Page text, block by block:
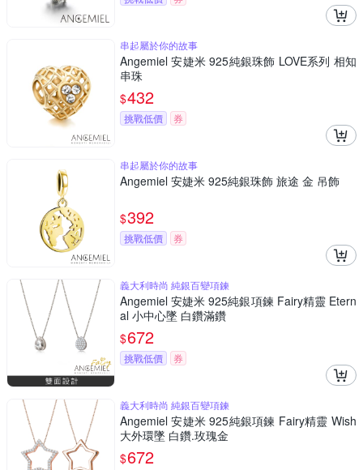
串起屬於你的故事
Angemiel 安婕米 925純銀珠飾 LOVE系列 相知
串珠
$432
挑戰低價 券
串起屬於你的故事
Angemiel 安婕米 925純銀珠飾 旅途 金 吊飾
$392
挑戰低價 券
義大利時尚 純銀百變項鍊
Angemiel 安婕米 925純銀項鍊 Fairy精靈 Etern
al 小中心墜 白鑽滿鑽
$672
挑戰低價 券
義大利時尚 純銀百變項鍊
Angemiel 安婕米 925純銀項鍊 Fairy精靈 Wish
大外環墜 白鑽.玫瑰金
$672